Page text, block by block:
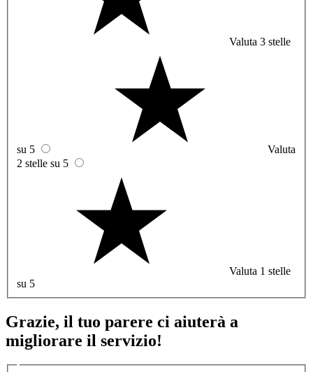
Valuta 3 stelle
su 5
Valuta
2 stelle su 5
Valuta 1 stelle
su 5
Grazie, il tuo parere ci aiuterà a
migliorare il servizio!